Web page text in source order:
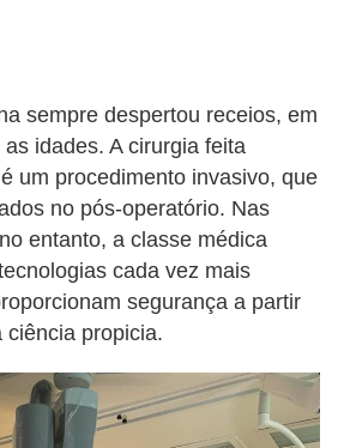
sempre despertou receios, em
idades. A cirurgia feita
um procedimento invasivo, que
no pós-operatório. Nas
entanto, a classe médica
cada vez mais
segurança a partir
ciência propicia.